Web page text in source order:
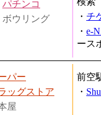
パチンコ
ボウリング
・ チ
・ e-
ース
パー
ッグストア
屋
前空
・